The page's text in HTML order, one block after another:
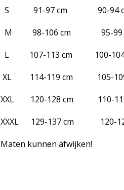
S 91-97 cm 90-94
M 98-106 cm 95-99
L 107-113 cm 100-
XL 114-119 cm 105-
XXL 120-128 cm 110-
XXXL 129-137 cm 120-
Maten kunnen afwijken!